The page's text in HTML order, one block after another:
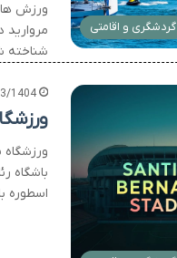
گردشگری و اقامتی
ورزش
شناخته
1404
ورزشگاه
باشگاه
اسطوره